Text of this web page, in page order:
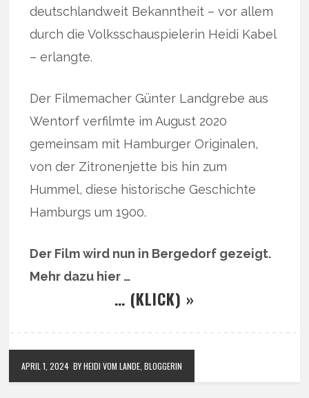
deutschlandweit Bekanntheit – vor allem
durch die Volksschauspielerin Heidi Kabel
– erlangte.
Der Filmemacher Günter Landgrebe aus
Wentorf verfilmte im August 2020
gemeinsam mit Hamburger Originalen,
von der Zitronenjette bis hin zum
Hummel, diese historische Geschichte
Hamburgs um 1900.
Der Film wird nun in Bergedorf gezeigt.
Mehr dazu hier …
… (KLICK) »
APRIL 1, 2024 BY HEIDI VOM LANDE, BLOGGERIN